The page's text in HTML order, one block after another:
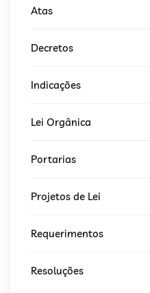
Atas
Decretos
Indicações
Lei Orgânica
Portarias
Projetos de Lei
Requerimentos
Resoluções